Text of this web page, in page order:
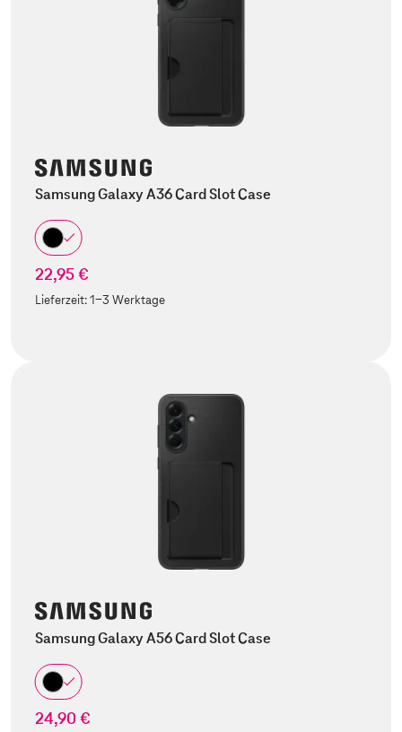
Samsung Galaxy A36 Card Slot Case
22,95 €
Lieferzeit:1-3 Werktage
Samsung Galaxy A56 Card Slot Case
24,90 €